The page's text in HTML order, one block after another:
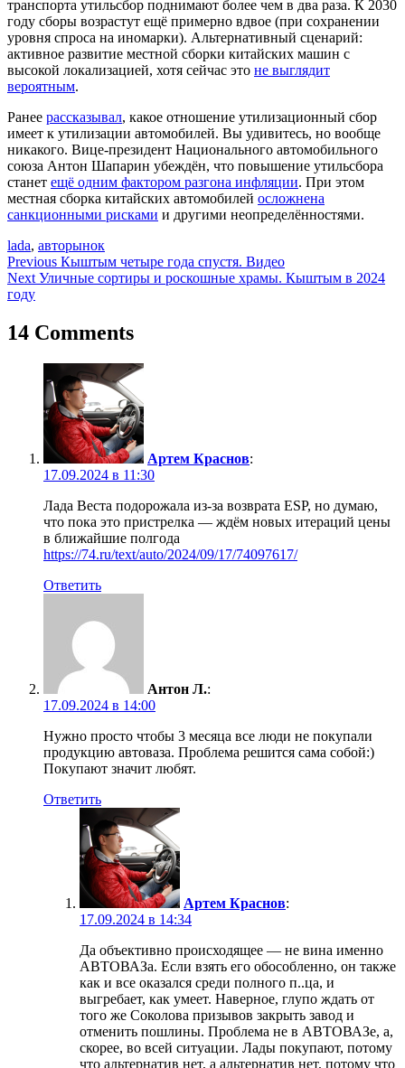
транспорта утильсбор поднимают более чем в два раза. К 2030
году сборы возрастут ещё примерно вдвое (при сохранении
уровня спроса на иномарки). Альтернативный сценарий:
активное развитие местной сборки китайских машин с
высокой локализацией, хотя сейчас это не выглядит
вероятным.
Ранее рассказывал, какое отношение утилизационный сбор
имеет к утилизации автомобилей. Вы удивитесь, но вообще
никакого. Вице-президент Национального автомобильного
союза Антон Шапарин убеждён, что повышение утильсбора
станет ещё одним фактором разгона инфляции. При этом
местная сборка китайских автомобилей осложнена
санкционными рисками и другими неопределённостями.
lada, авторынок
Навигация
по
Previous Кыштым четыре года спустя. Видео
Next Уличные сортиры и роскошные храмы. Кыштым в 2024
году
14 Comments
Артем Краснов:
17.09.2024 в 11:30
Лада Веста подорожала из-за возврата ESP, но думаю,
что пока это пристрелка — ждём новых итераций цены
в ближайшие полгода
https://74.ru/text/auto/2024/09/17/74097617/
Ответить
Антон Л.:
17.09.2024 в 14:00
Нужно просто чтобы 3 месяца все люди не покупали
продукцию автоваза. Проблема решится сама собой:)
Покупают значит любят.
Ответить
Артем Краснов:
17.09.2024 в 14:34
Да объективно происходящее — не вина именно
АВТОВАЗа. Если взять его обособленно, он также
как и все оказался среди полного п..ца, и
выгребает, как умеет. Наверное, глупо ждать от
того же Соколова призывов закрыть завод и
отменить пошлины. Проблема не в АВТОВАЗе, а,
скорее, во всей ситуации. Лады покупают, потому
что альтернатив нет, а альтернатив нет, потому что